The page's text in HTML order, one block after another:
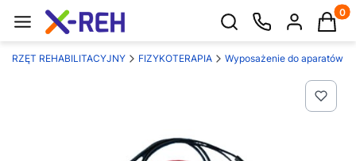
Otwórz wyszukiwarkę
SPRZĘT REHABILITACYJNY FIZYKOTERAPIA Wyposażenie do aparatów